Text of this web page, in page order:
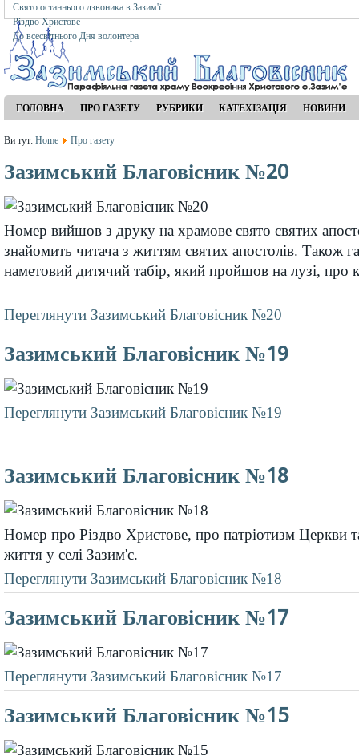
Свято останнього дзвоника в Зазим'ї
Різдво Христове
До всесвітнього Дня волонтера
ГОЛОВНА ПРО ГАЗЕТУ РУБРИКИ КАТЕХІЗАЦІЯ НОВИНИ
Ви тут: Home Про газету
Зазимський Благовісник №20
Номер вийшов з друку на храмове свято святих
знайомить читача з життям святих апостолів. Також
наметовий дитячий табір, який пройшов на лузі, про
Переглянути Зазимський Благовісник №20
Зазимський Благовісник №19
Переглянути Зазимський Благовісник №19
Зазимський Благовісник №18
Номер про Різдво Христове, про патріотизм Церкви
життя у селі Зазим'є.
Переглянути Зазимський Благовісник №18
Зазимський Благовісник №17
Переглянути Зазимський Благовісник №17
Зазимський Благовісник №15